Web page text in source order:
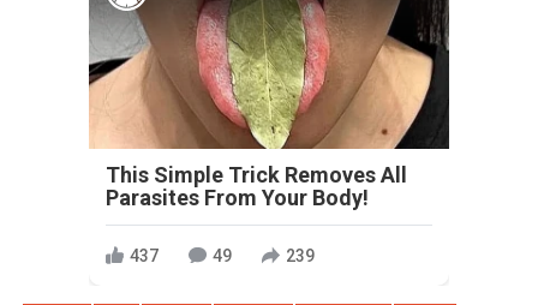
This Simple Trick Removes All
Parasites From Your Body!
437 49 239